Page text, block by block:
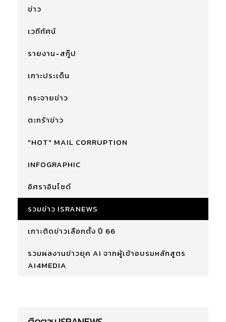
ข่าว
เวทีทัศน์
รายงาน-สกู๊ป
เกาะประเด็น
กระจายข่าว
ตะกร้าข่าว
"HOT" MAIL CORRUPTION
INFOGRAPHIC
อิศราอินไซด์
รวมข่าว ISRANEWS
เกาะติดข่าวเลือกตั้ง ปี 66
รวมผลงานข่าวยุค AI จากผู้เข้าอบรมหลักสูตร
AI4MEDIA